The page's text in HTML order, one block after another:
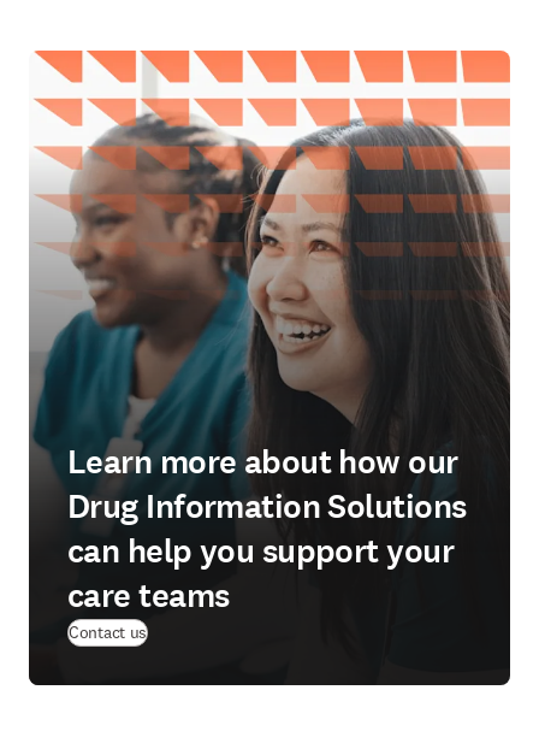
Learn more about how our
Drug Information Solutions
can help you support your
care teams
Contact us